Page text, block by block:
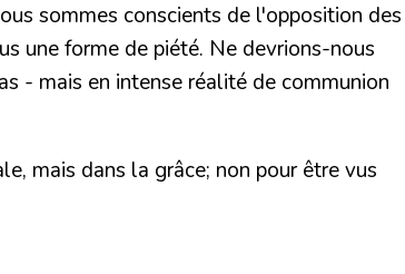
sommes conscients de l'opposition des
une forme de piété. Ne devrions-nous
- mais en intense réalité de communion
mais dans la grâce; non pour être vus